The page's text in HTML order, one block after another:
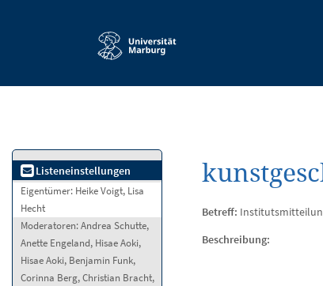
Listeneinstellungen
Eigentümer: Heike Voigt, Lisa
Hecht
Moderatoren:Andrea Schutte,
Anette Engeland, Hisae Aoki,
Hisae Aoki, Benjamin Funk,
Corinna Berg, Christian Bracht,
Betreff:
Beschreibung: